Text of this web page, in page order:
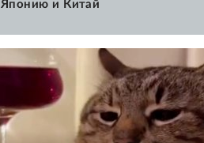
Японию и Китай